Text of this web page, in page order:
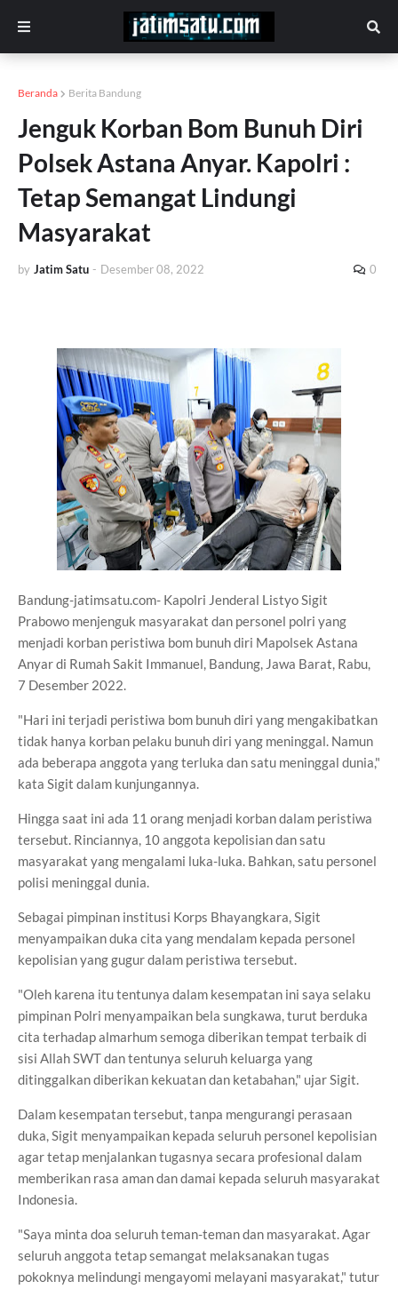
Beranda Berita Bandung
Jenguk Korban Bom Bunuh Diri
Polsek Astana Anyar. Kapolri :
Tetap Semangat Lindungi
Masyarakat
by Jatim Satu - Desember 08, 2022 0
Bandung-jatimsatu.com- Kapolri Jenderal Listyo Sigit
Prabowo menjenguk masyarakat dan personel polri yang
menjadi korban peristiwa bom bunuh diri Mapolsek Astana
Anyar di Rumah Sakit Immanuel, Bandung, Jawa Barat, Rabu,
7 Desember 2022.
"Hari ini terjadi peristiwa bom bunuh diri yang mengakibatkan
tidak hanya korban pelaku bunuh diri yang meninggal. Namun
ada beberapa anggota yang terluka dan satu meninggal dunia,"
kata Sigit dalam kunjungannya.
Hingga saat ini ada 11 orang menjadi korban dalam peristiwa
tersebut. Rinciannya, 10 anggota kepolisian dan satu
masyarakat yang mengalami luka-luka. Bahkan, satu personel
polisi meninggal dunia.
Sebagai pimpinan institusi Korps Bhayangkara, Sigit
menyampaikan duka cita yang mendalam kepada personel
kepolisian yang gugur dalam peristiwa tersebut.
"Oleh karena itu tentunya dalam kesempatan ini saya selaku
pimpinan Polri menyampaikan bela sungkawa, turut berduka
cita terhadap almarhum semoga diberikan tempat terbaik di
sisi Allah SWT dan tentunya seluruh keluarga yang
ditinggalkan diberikan kekuatan dan ketabahan," ujar Sigit.
Dalam kesempatan tersebut, tanpa mengurangi perasaan
duka, Sigit menyampaikan kepada seluruh personel kepolisian
agar tetap menjalankan tugasnya secara profesional dalam
memberikan rasa aman dan damai kepada seluruh masyarakat
Indonesia.
"Saya minta doa seluruh teman-teman dan masyarakat. Agar
seluruh anggota tetap semangat melaksanakan tugas
pokoknya melindungi mengayomi melayani masyarakat," tutur